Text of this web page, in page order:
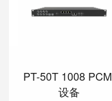
PT-50T 1008 PCM
设备